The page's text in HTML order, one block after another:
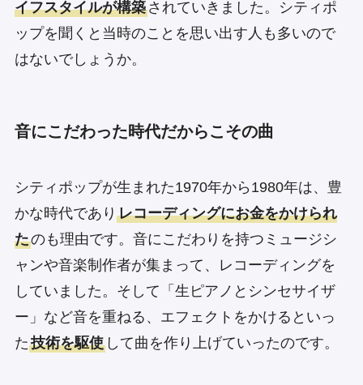
イフスタイルが構築されていきました。シティポ
ップを聞くと当時のことを思い出す人も多いので
はないでしょうか。
音にこだわった時代だからこその曲
シティポップが生まれた1970年から1980年は、豊
かな時代であり レコーディングにお金をかけられ
たのも理由です。音にこだわりを持つミュージシ
ャンや音楽制作者が集まって、レコーディングを
していました。そして「生ピアノとシンセサイザ
ー」など音を重ねる、エフェクトをかけるといっ
た技術を駆使して曲を作り上げていったのです。